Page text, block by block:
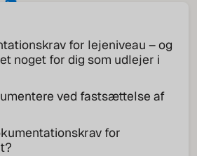
for lejeniveau – og
noget for dig som udlejer i
ved fastsættelse af
for